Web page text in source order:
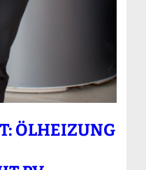
ÖLHEIZUNG